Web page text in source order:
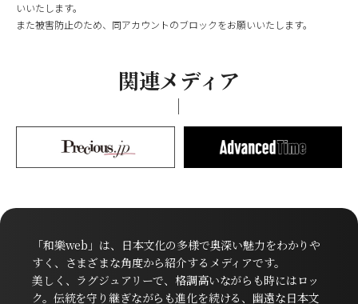
いいたします。
また被害防止のため、同アカウントのブロックをお願いいたします。
関連メディア
「和樂web」は、日本文化の多様で奥深い魅力をわかりや
すく、さまざまな角度から紹介するメディアです。
美しく、ラグジュアリーで、格調高いながらも時にはロッ
ク。伝統を守り継ぎながらも進化を続ける、幽遠な日本文